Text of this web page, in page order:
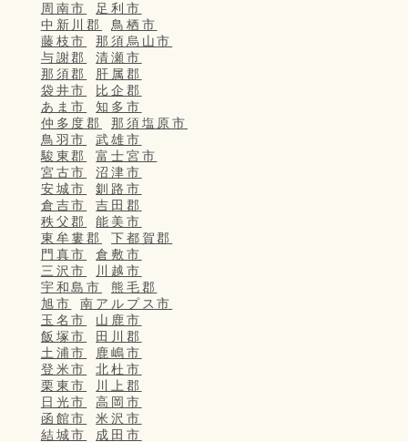
周南市
足利市
中新川郡
鳥栖市
藤枝市
那須烏山市
与謝郡
清瀬市
那須郡
肝属郡
袋井市
比企郡
あま市
知多市
仲多度郡
那須塩原市
鳥羽市
武雄市
駿東郡
富士宮市
宮古市
沼津市
安城市
釧路市
倉吉市
吉田郡
秩父郡
能美市
東牟婁郡
下都賀郡
門真市
倉敷市
三沢市
川越市
宇和島市
熊毛郡
旭市
南アルプス市
玉名市
山鹿市
飯塚市
田川郡
土浦市
鹿嶋市
登米市
北杜市
栗東市
川上郡
日光市
高岡市
函館市
米沢市
結城市
成田市